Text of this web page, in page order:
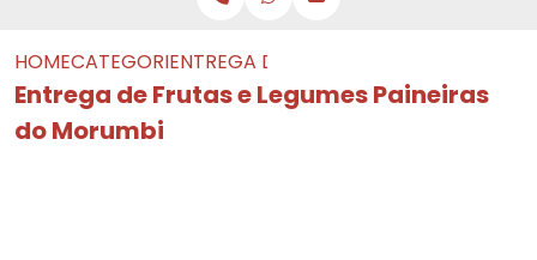
HOMECATEGORIASENTREGA DE FRUTAS E LEGUMES
Entrega de Frutas e Legumes Paineiras
do Morumbi